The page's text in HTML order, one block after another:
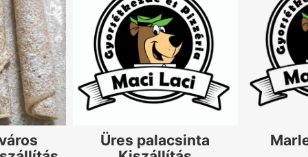
Üres palacsinta